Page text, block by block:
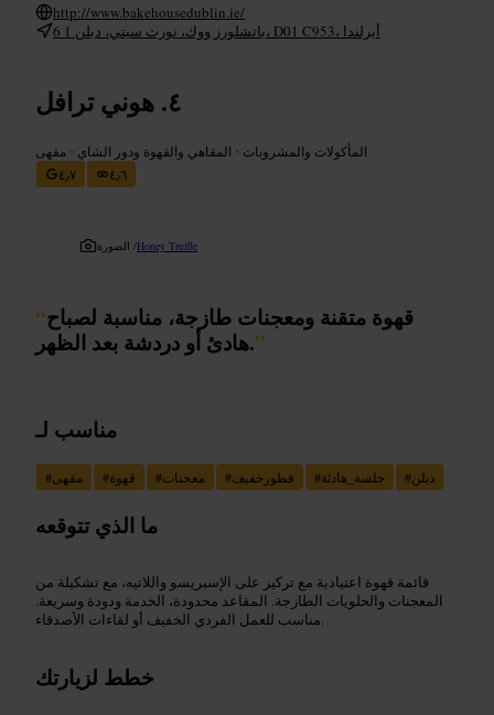
http://www.bakehousedublin.ie/
6 باتشلورز ووك، نورث سيتي، دبلن 1، D01 C953، أيرلندا
هوني ترافل
المأكولات والمشروبات • المقاهي والقهوة ودور الشاي • مقهى
٤٫٧
٤٫٦
الصورة /Honey Truffle
“قهوة متقنة ومعجنات طازجة، مناسبة لصباح
هادئ أو دردشة بعد الظهر.”
مناسب لـ
#مقهى #قهوة #معجنات #فطورخفيف #جلسة_هادئة #دبلن
ما الذي تتوقعه
قائمة قهوة اعتيادية مع تركيز على الإسبريسو واللاتيه، مع تشكيلة من
المعجنات والحلويات الطازجة. المقاعد محدودة، الخدمة ودودة وسريعة.
مناسب للعمل الفردي الخفيف أو لقاءات الأصدقاء.
خطط لزيارتك